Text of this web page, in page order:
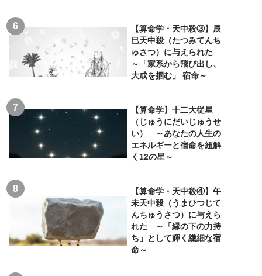
【算命学・天中殺③】辰
巳天中殺（たつみてんち
ゅさつ）に与えられた
～「家系から飛び出し、
大成を掴む」 宿命～
【算命学】十二大従星
（じゅうにだいじゅうせ
い） ～あなたの人生の
エネルギーと宿命を紐解
く12の星～
【算命学・天中殺④】午
未天中殺（うまひつじて
んちゅうさつ）に与えら
れた ～「縁の下の力持
ち」として輝く繊細な宿
命～